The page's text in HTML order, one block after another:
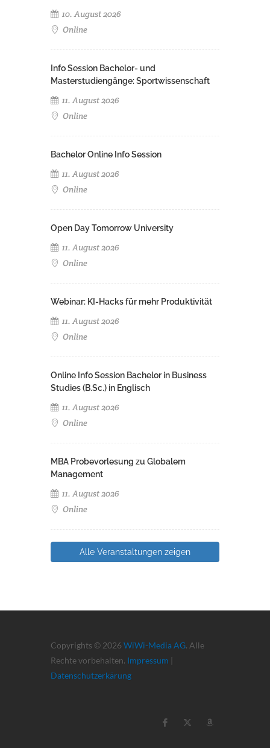
10. August 2026
Online
Info Session Bachelor- und
Masterstudiengänge: Sportwissenschaft
11. August 2026
Online
Bachelor Online Info Session
11. August 2026
Online
Open Day Tomorrow University
11. August 2026
Online
Webinar: KI-Hacks für mehr Produktivität
11. August 2026
Online
Online Info Session Bachelor in Business
Studies (B.Sc.) in Englisch
11. August 2026
Online
MBA Probevorlesung zu Globalem
Management
11. August 2026
Online
Alle Veranstaltungen zeigen
Copyrights © 2026 WiWi-Media AG. Alle
Rechte vorbehalten. Impressum |
Datenschutzerkärung